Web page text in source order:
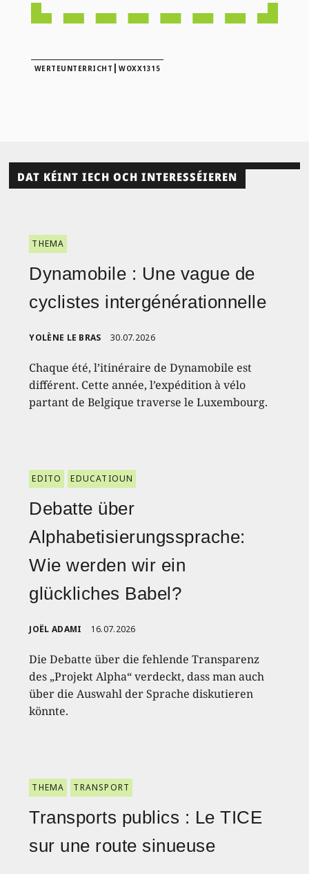
WERTEUNTERRICHT |WOXX1315
DAT KÉINT IECH OCH INTERESSÉIEREN
THEMA
Dynamobile : Une vague de
cyclistes intergénérationnelle
YOLÈNE LE BRAS 30.07.2026
Chaque été, l’itinéraire de Dynamobile est
différent. Cette année, l’expédition à vélo
partant de Belgique traverse le Luxembourg.
EDITO EDUCATIOUN
Debatte über
Alphabetisierungssprache:
Wie werden wir ein
glückliches Babel?
JOËL ADAMI 16.07.2026
Die Debatte über die fehlende Transparenz
des „Projekt Alpha“ verdeckt, dass man auch
über die Auswahl der Sprache diskutieren
könnte.
THEMA TRANSPORT
Transports publics : Le TICE
sur une route sinueuse